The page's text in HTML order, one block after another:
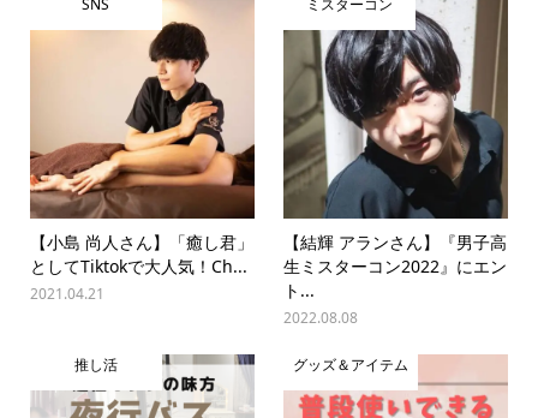
【小島 尚人さん】「癒し君」
としてTiktokで大人気！Ch...
2021.04.21
【結輝 アランさん】『男子高
生ミスターコン2022』にエン
ト...
2022.08.08
推し活 グッズ＆アイテム